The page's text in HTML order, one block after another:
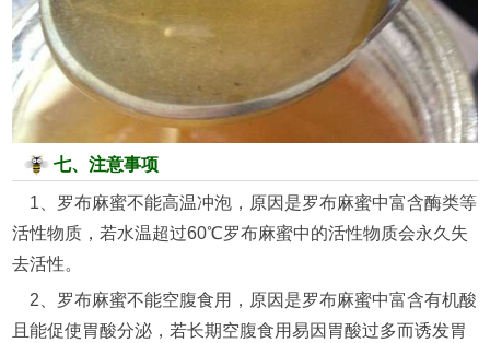
七、注意事项
1、罗布麻蜜不能高温冲泡，原因是罗布麻蜜中富含酶类等
活性物质，若水温超过60℃罗布麻蜜中的活性物质会永久失
去活性。
2、罗布麻蜜不能空腹食用，原因是罗布麻蜜中富含有机酸
且能促使胃酸分泌，若长期空腹食用易因胃酸过多而诱发胃